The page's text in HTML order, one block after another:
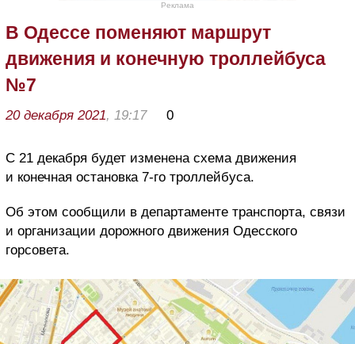
Реклама
В Одессе поменяют маршрут
движения и конечную троллейбуса
№7
20 декабря 2021, 19:17 0
С 21 декабря будет изменена схема движения
и конечная остановка 7-го троллейбуса.
Об этом сообщили в департаменте транспорта, связи
и организации дорожного движения Одесского
горсовета.